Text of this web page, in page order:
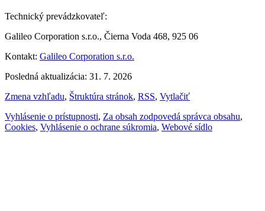
Technický prevádzkovateľ:
Galileo Corporation s.r.o., Čierna Voda 468, 925 06
Kontakt: Galileo Corporation s.r.o.
Posledná aktualizácia: 31. 7. 2026
Zmena vzhľadu, Štruktúra stránok, RSS, Vytlačiť
Vyhlásenie o prístupnosti, Za obsah zodpovedá správca obsahu,
Cookies, Vyhlásenie o ochrane súkromia, Webové sídlo